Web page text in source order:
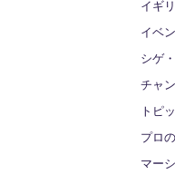
イギ
イベ
シゲ
チャ
トピ
プロ
マー